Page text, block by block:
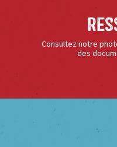
Consultez notre
des